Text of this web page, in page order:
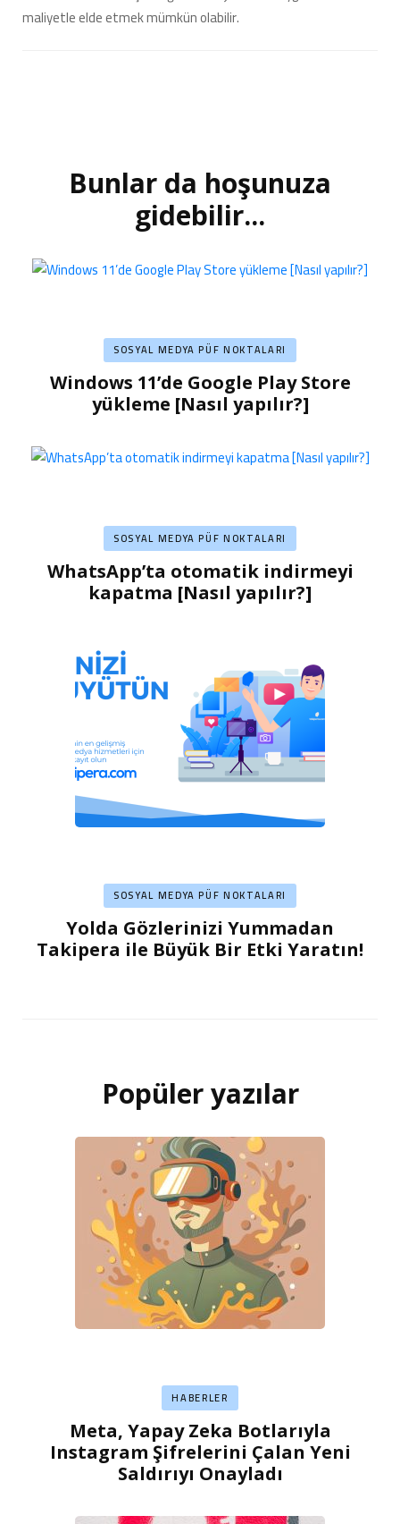
maliyetle elde etmek mümkün olabilir.
Bunlar da hoşunuza
gidebilir...
SOSYAL MEDYA PÜF NOKTALARI
Windows 11’de Google Play Store
yükleme [Nasıl yapılır?]
SOSYAL MEDYA PÜF NOKTALARI
WhatsApp’ta otomatik indirmeyi
kapatma [Nasıl yapılır?]
SOSYAL MEDYA PÜF NOKTALARI
Yolda Gözlerinizi Yummadan
Takipera ile Büyük Bir Etki Yaratın!
Popüler yazılar
HABERLER
Meta, Yapay Zeka Botlarıyla
Instagram Şifrelerini Çalan Yeni
Saldırıyı Onayladı